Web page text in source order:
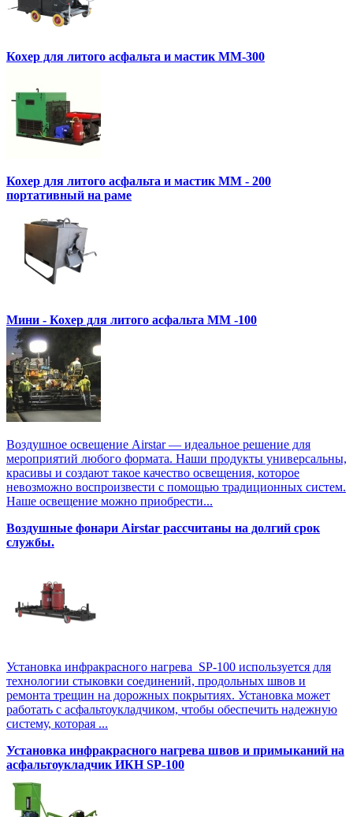
Кохер для литого асфальта и мастик MM-300
Кохер для литого асфальта и мастик MM - 200
портативный на раме
Мини - Кохер для литого асфальта MM -100
Воздушное освещение Airstar — идеальное решение для
мероприятий любого формата. Наши продукты универсальны,
красивы и создают такое качество освещения, которое
невозможно воспроизвести с помощью традиционных систем.
Наше освещение можно приобрести...
Воздушные фонари Airstar рассчитаны на долгий срок
службы.
Установка инфракрасного нагрева SP-100 используется для
технологии стыковки соединений, продольных швов и
ремонта трещин на дорожных покрытиях. Установка может
работать с асфальтоукладчиком, чтобы обеспечить надежную
систему, которая ...
Установка инфракрасного нагрева швов и примыканий на
асфальтоукладчик ИКН SP-100